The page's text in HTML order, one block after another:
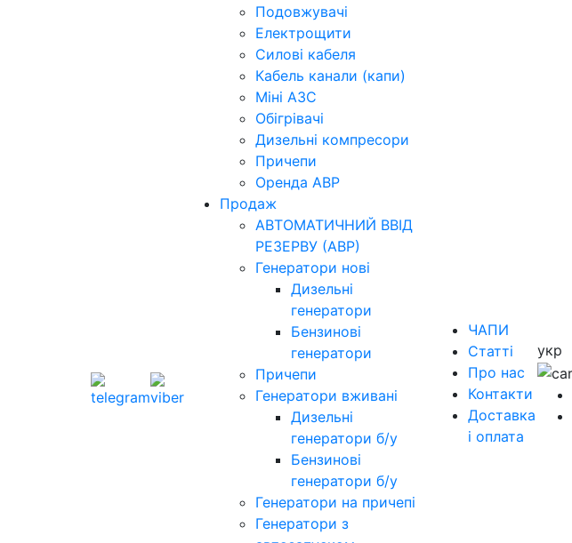
Подовжувачі
Електрощити
Силові кабеля
Кабель канали (капи)
Міні АЗС
Обігрівачі
Дизельні компресори
Причепи
Оренда АВР
Продаж
АВТОМАТИЧНИЙ ВВІД
РЕЗЕРВУ (АВР)
Генератори нові
Дизельні
генератори
Бензинові
генератори
Причепи
Генератори вживані
Дизельні
генератори б/у
Бензинові
генератори б/у
Генератори на причепі
Генератори з
ЧАПИ
Статті
Про нас
Контакти
Доставка
і оплата
укр